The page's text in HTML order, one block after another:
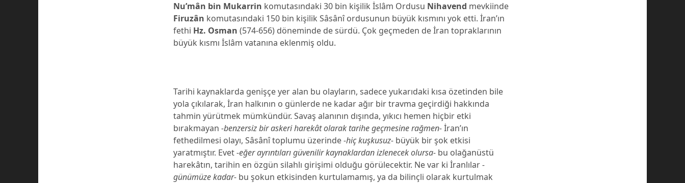
Nu’mân bin Mukarrin komutasındaki 30 bin kişilik İslâm Ordusu Nihavend mevkiinde
Firuzân komutasındaki 150 bin kişilik Sâsânî ordusunun büyük kısmını yok etti. İran’ın
fethi Hz. Osman (574-656) döneminde de sürdü. Çok geçmeden de İran topraklarının
büyük kısmı İslâm vatanına eklenmiş oldu.
Tarihi kaynaklarda genişçe yer alan bu olayların, sadece yukarıdaki kısa özetinden bile
yola çıkılarak, İran halkının o günlerde ne kadar ağır bir travma geçirdiği hakkında
tahmin yürütmek mümkündür. Savaş alanının dışında, yıkıcı hemen hiçbir etki
bırakmayan-benzersiz bir askeri harekât olarak tarihe geçmesine rağmen-İran’ın
fethedilmesi olayı, Sâsânî toplumu üzerinde-hiç kuşkusuz- büyük bir şok etkisi
yaratmıştır. Evet-eğer ayrıntıları güvenilir kaynaklardan izlenecek olursa- bu olağanüstü
harekâtın, tarihin en özgün silahlı girişimi olduğu görülecektir. Ne var ki İranlılar-
günümüze kadar- bu şokun etkisinden kurtulamamış, ya da bilinçli olarak kurtulmak